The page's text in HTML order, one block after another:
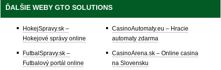
ĎALŠIE WEBY GTO SOLUTIONS
HokejSpravy.sk –
Hokejové správy online
FutbalSpravy.sk –
Futbalový portál online
CasinoAutomaty.eu – Hracie
automaty zdarma
CasinoArena.sk – Online casina
na Slovensku